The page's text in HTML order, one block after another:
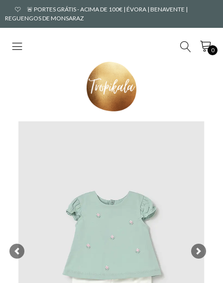
🚨 PORTES GRÁTIS - ACIMA DE 100€ | ÉVORA | BENAVENTE |
REGUENGOS DE MONSARAZ
0
Previous Next